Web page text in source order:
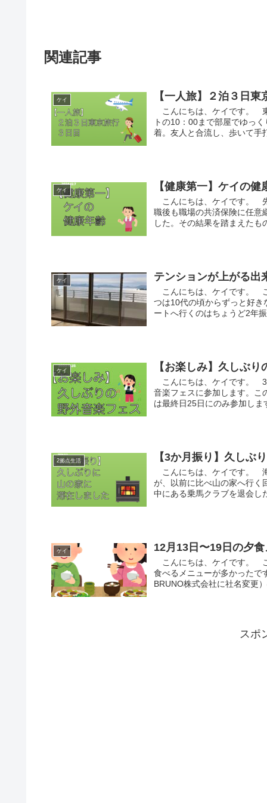
関連記事
ケイ 【一人旅】２泊３日
こんにちは、ケイです。
トの10：00まで部屋でゆっ
着。友人と合流し、歩いて手
ケイ 【健康第一】ケイの健
こんにちは、ケイです。
職後も職場の共済保険に任意
した。その結果を踏まえた
ケイ テンションが上がる出
こんにちは、ケイです。
つは10代の頃からずっと好
ートへ行くのはちょうど2年
ケイ 【お楽しみ】久しぶ
こんにちは、ケイです。 3
音楽フェスに参加します。こ
は最終日25日にのみ参加し
2拠点生活 【3か月振り】久しぶ
こんにちは、ケイです。
が、以前に比べ山の家へ行
中にある乗馬クラブを退会し
ケイ 12月13日〜19日の夕
こんにちは、ケイです。
食べるメニューが多かったで
BRUNO株式会社に社名変更
スポ